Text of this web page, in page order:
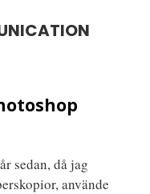
sedan, då jag
använde